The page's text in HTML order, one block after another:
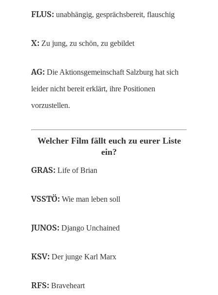
FLUS: unabhängig, gesprächsbereit, flauschig
X: Zu jung, zu schön, zu gebildet
AG: Die Aktionsgemeinschaft Salzburg hat sich
leider nicht bereit erklärt, ihre Positionen
vorzustellen.
Welcher Film fällt euch zu eurer Liste
ein?
GRAS: Life of Brian
VSSTÖ: Wie man leben soll
JUNOS: Django Unchained
KSV: Der junge Karl Marx
RFS: Braveheart